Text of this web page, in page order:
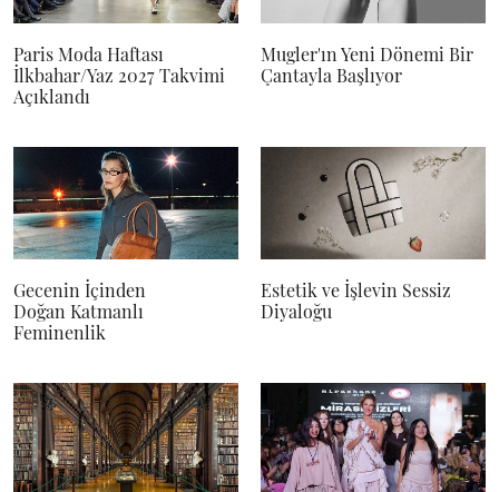
Paris Moda Haftası
İlkbahar/Yaz 2027 Takvimi
Açıklandı
Mugler'ın Yeni Dönemi Bir
Çantayla Başlıyor
Gecenin İçinden
Doğan Katmanlı
Feminenlik
Estetik ve İşlevin Sessiz
Diyaloğu